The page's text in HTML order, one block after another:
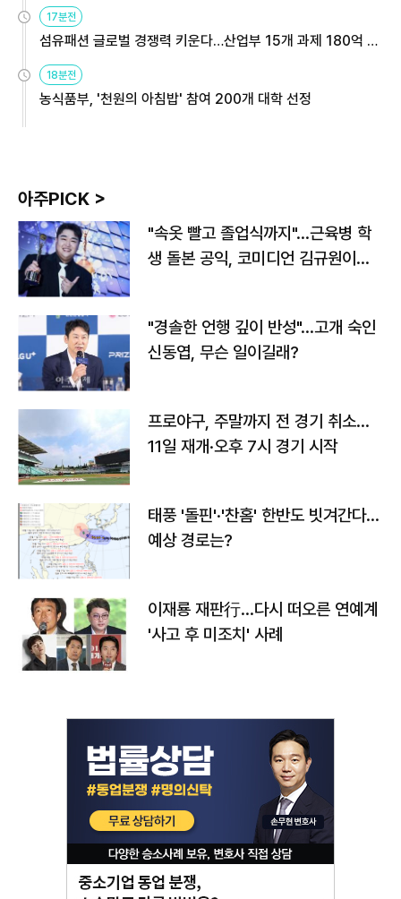
17분전
섬유패션 글로벌 경쟁력 키운다…산업부 15개 과제 180억 지
18분전
농식품부, '천원의 아침밥' 참여 200개 대학 선정
아주PICK >
"속옷 빨고 졸업식까지"…근육병 학
생 돌본 공익, 코미디언 김규원이었
"경솔한 언행 깊이 반성"…고개 숙인
신동엽, 무슨 일이길래?
프로야구, 주말까지 전 경기 취소…
11일 재개·오후 7시 경기 시작
태풍 '돌핀'·'찬홈' 한반도 빗겨간다…
예상 경로는?
이재룡 재판行…다시 떠오른 연예계
'사고 후 미조치' 사례